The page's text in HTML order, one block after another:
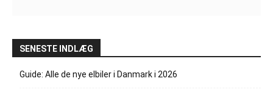
SENESTE INDLÆG
Guide: Alle de nye elbiler i Danmark i 2026